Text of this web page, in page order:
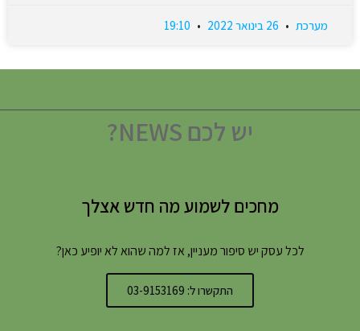
מערכת
יש לכם NEWS?
מחכים לשמוע מה חדש אצלך
לכל עסק יש סיפור מעניין, אז למה שהוא לא יופיע כאן?
התקשרו ל: 03-9153169